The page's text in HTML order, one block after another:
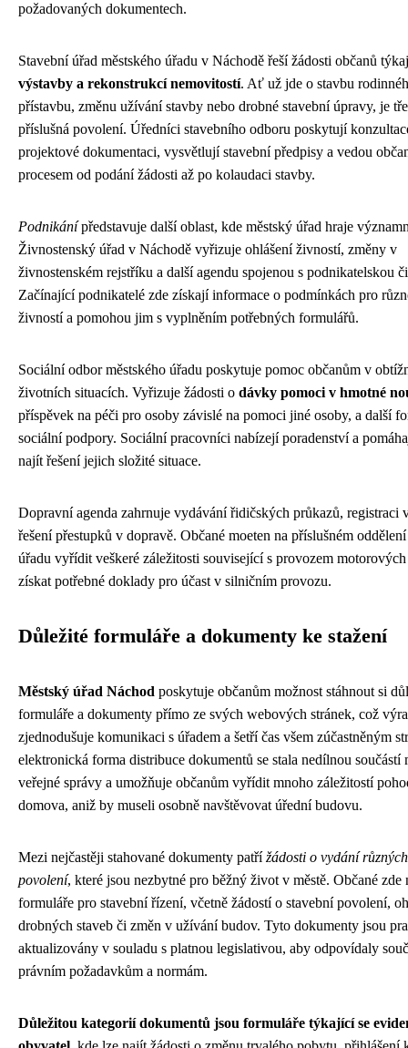
požadovaných dokumentech.
Stavební úřad městského úřadu v Náchodě řeší žádosti občanů
výstavby a rekonstrukcí nemovitostí. Ať už jde o stavbu
přístavbu, změnu užívání stavby nebo drobné stavební úpravy, je
příslušná povolení. Úředníci stavebního odboru poskytují
projektové dokumentaci, vysvětlují stavební předpisy a vedou
procesem od podání žádosti až po kolaudaci stavby.
Podnikánípředstavuje další oblast, kde městský úřad hraje
Živnostenský úřad v Náchodě vyřizuje ohlášení živností, změny v
živnostenském rejstříku a další agendu spojenou s podnikatelskou
Začínající podnikatelé zde získají informace o podmínkách pro
živností a pomohou jim s vyplněním potřebných formulářů.
Sociální odbor městského úřadu poskytuje pomoc občanům v
životních situacích. Vyřizuje žádosti o dávky pomoci v hmotné
příspěvek na péči pro osoby závislé na pomoci jiné osoby, a další
sociální podpory. Sociální pracovníci nabízejí poradenství a
najít řešení jejich složité situace.
Dopravní agenda zahrnuje vydávání řidičských průkazů, registraci
řešení přestupků v dopravě. Občané moeten na příslušném
úřadu vyřídit veškeré záležitosti související s provozem
získat potřebné doklady pro účast v silničním provozu.
Důležité formuláře a dokumenty ke stažení
Městský úřad Náchod poskytuje občanům možnost stáhnout si
formuláře a dokumenty přímo ze svých webových stránek, což
zjednodušuje komunikaci s úřadem a šetří čas všem zúčastněným
elektronická forma distribuce dokumentů se stala nedílnou součástí
veřejné správy a umožňuje občanům vyřídit mnoho záležitostí
domova, aniž by museli osobně navštěvovat úřední budovu.
Mezi nejčastěji stahované dokumenty patří žádosti o vydání
povolení, které jsou nezbytné pro běžný život v městě. Občané zde
formuláře pro stavební řízení, včetně žádostí o stavební povolení,
drobných staveb či změn v užívání budov. Tyto dokumenty jsou
aktualizovány v souladu s platnou legislativou, aby odpovídaly
právním požadavkům a normám.
Důležitou kategorií dokumentů jsou formuláře týkající se